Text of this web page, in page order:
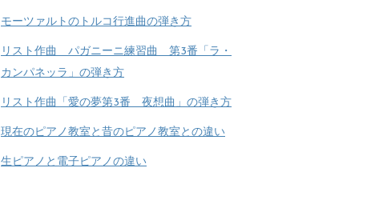
モーツァルトのトルコ行進曲の弾き方
リスト作曲 パガニーニ練習曲 第3番「ラ・
カンパネッラ」の弾き方
リスト作曲「愛の夢第3番 夜想曲」の弾き方
現在のピアノ教室と昔のピアノ教室との違い
生ピアノと電子ピアノの違い